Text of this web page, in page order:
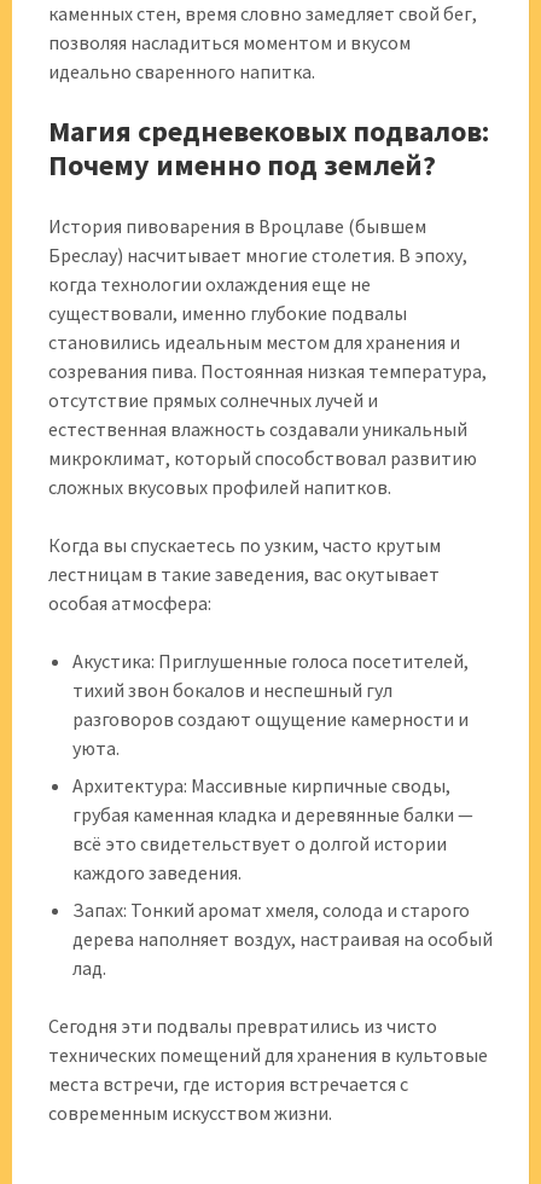
каменных стен, время словно замедляет свой бег,
позволяя насладиться моментом и вкусом
идеально сваренного напитка.
Магия средневековых подвалов:
Почему именно под землей?
История пивоварения в Вроцлаве (бывшем
Бреслау) насчитывает многие столетия. В эпоху,
когда технологии охлаждения еще не
существовали, именно глубокие подвалы
становились идеальным местом для хранения и
созревания пива. Постоянная низкая температура,
отсутствие прямых солнечных лучей и
естественная влажность создавали уникальный
микроклимат, который способствовал развитию
сложных вкусовых профилей напитков.
Когда вы спускаетесь по узким, часто крутым
лестницам в такие заведения, вас окутывает
особая атмосфера:
Акустика: Приглушенные голоса посетителей,
тихий звон бокалов и неспешный гул
разговоров создают ощущение камерности и
уюта.
Архитектура: Массивные кирпичные своды,
грубая каменная кладка и деревянные балки —
всё это свидетельствует о долгой истории
каждого заведения.
Запах: Тонкий аромат хмеля, солода и старого
дерева наполняет воздух, настраивая на особый
лад.
Сегодня эти подвалы превратились из чисто
технических помещений для хранения в культовые
места встречи, где история встречается с
современным искусством жизни.